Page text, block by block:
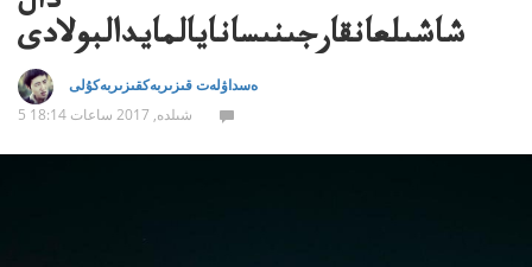
شاشىلعانقارجىنىسانايالمايدالبولادى
ەسداۋلەت قىزىربەكقىزىربەكۇلى
5 شىلدە, 2017 ساعات 18:14